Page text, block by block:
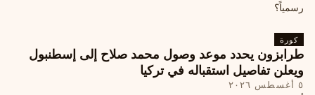
رسمياً؟
كورة
طرابزون يحدد موعد وصول محمد صلاح إلى إسطنبول
ويعلن تفاصيل استقباله في تركيا
٥ أغسطس ٢٠٢٦